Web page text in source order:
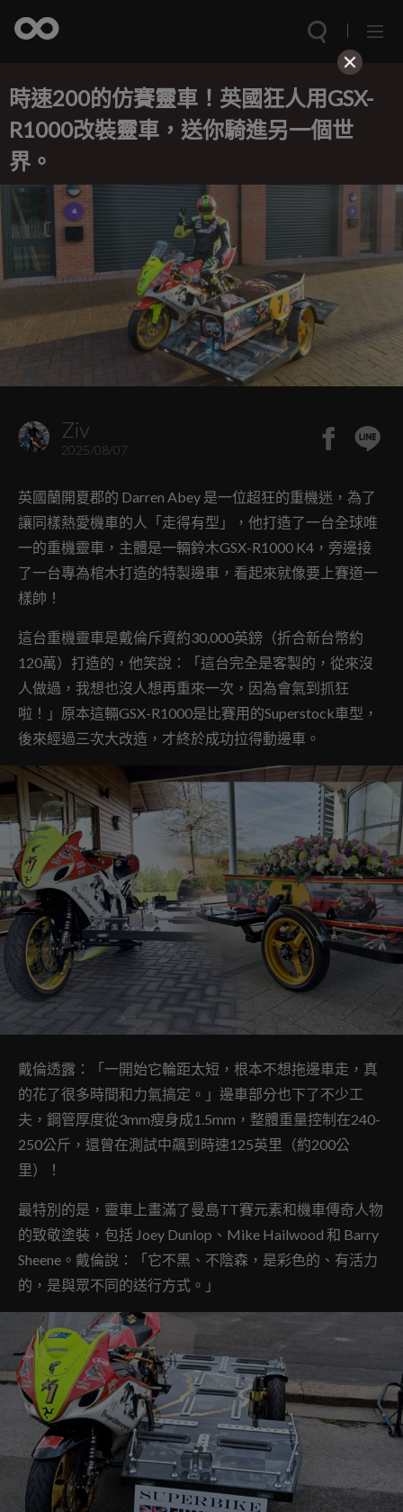
時速200的仿賽靈車！英國狂人用GSX-
R1000改裝靈車，送你騎進另一個世
界。
Ziv
2025/08/07
英國蘭開夏郡的 Darren Abey 是一位超狂的重機迷，為了
讓同樣熱愛機車的人「走得有型」，他打造了一台全球唯
一的重機靈車，主體是一輛鈴木GSX-R1000 K4，旁邊接
了一台專為棺木打造的特製邊車，看起來就像要上賽道一
樣帥！
這台重機靈車是戴倫斥資約30,000英鎊（折合新台幣約
120萬）打造的，他笑說：「這台完全是客製的，從來沒
人做過，我想也沒人想再重來一次，因為會氣到抓狂
啦！」原本這輛GSX-R1000是比賽用的Superstock車型，
後來經過三次大改造，才終於成功拉得動邊車。
戴倫透露：「一開始它輪距太短，根本不想拖邊車走，真
的花了很多時間和力氣搞定。」邊車部分也下了不少工
夫，鋼管厚度從3mm瘦身成1.5mm，整體重量控制在240-
250公斤，還曾在測試中飆到時速125英里（約200公
里）！
最特別的是，靈車上畫滿了曼島TT賽元素和機車傳奇人物
的致敬塗裝，包括 Joey Dunlop、Mike Hailwood 和 Barry
Sheene。戴倫說：「它不黑、不陰森，是彩色的、有活力
的，是與眾不同的送行方式。」